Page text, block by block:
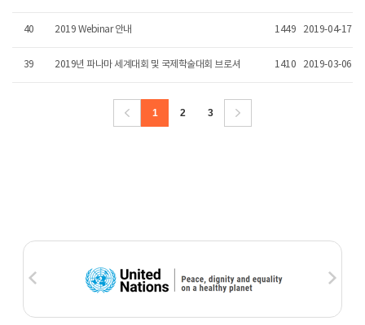
40 2019 Webinar 안내 1449 2019-04-17
39 2019년 파나마 세계대회 및 국제학술대회 브로셔 1410 2019-03-06
1 2 3